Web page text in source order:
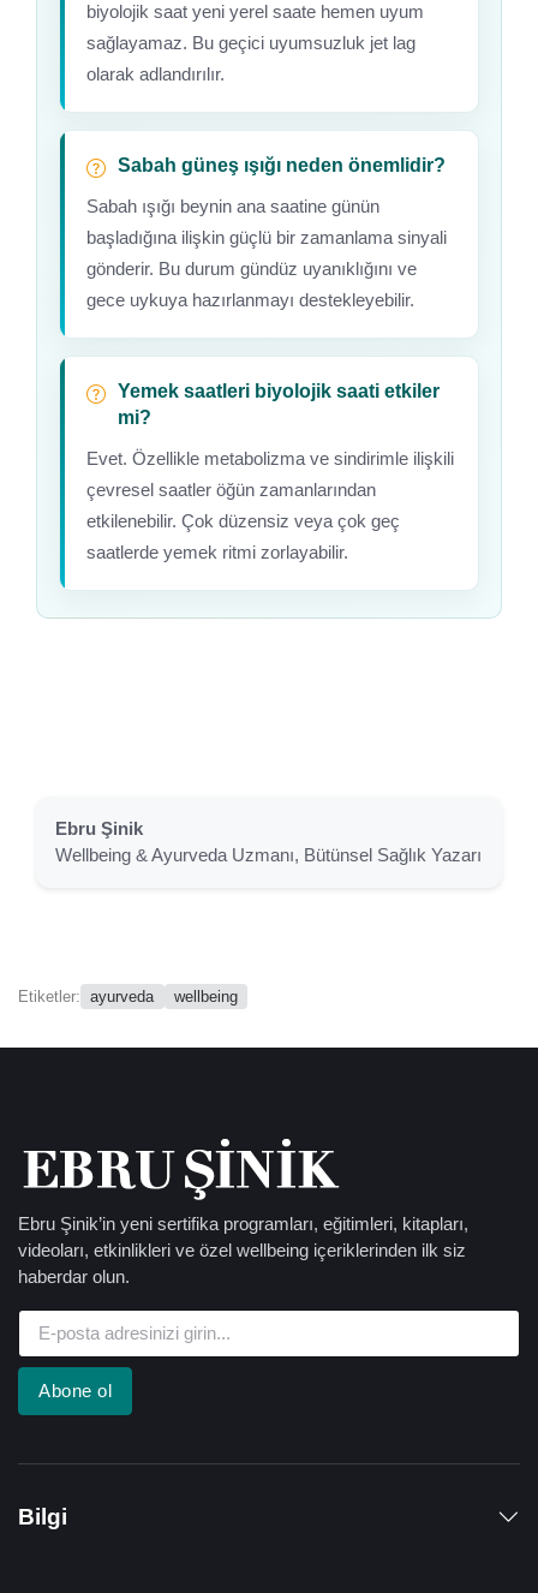
biyolojik saat yeni yerel saate hemen uyum
sağlayamaz. Bu geçici uyumsuzluk jet lag
olarak adlandırılır.
Sabah güneş ışığı neden önemlidir?
Sabah ışığı beynin ana saatine günün
başladığına ilişkin güçlü bir zamanlama sinyali
gönderir. Bu durum gündüz uyanıklığını ve
gece uykuya hazırlanmayı destekleyebilir.
Yemek saatleri biyolojik saati etkiler
mi?
Evet. Özellikle metabolizma ve sindirimle ilişkili
çevresel saatler öğün zamanlarından
etkilenebilir. Çok düzensiz veya çok geç
saatlerde yemek ritmi zorlayabilir.
Ebru Şinik
Wellbeing & Ayurveda Uzmanı, Bütünsel Sağlık Yazarı
Etiketler: ayurveda wellbeing
Ebru Şinik’in yeni sertifika programları, eğitimleri, kitapları,
videoları, etkinlikleri ve özel wellbeing içeriklerinden ilk siz
haberdar olun.
Abone ol
Bilgi